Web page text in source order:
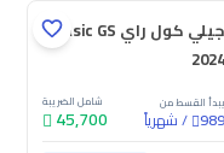
جيلي كول راي Basic GS
2024
يبدأ القسط من
989
/شهرياً
شامل الضريبة
45,700